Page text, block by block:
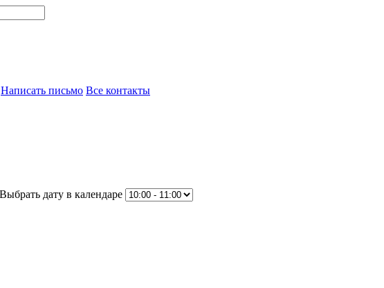
Написать письмо Все контакты